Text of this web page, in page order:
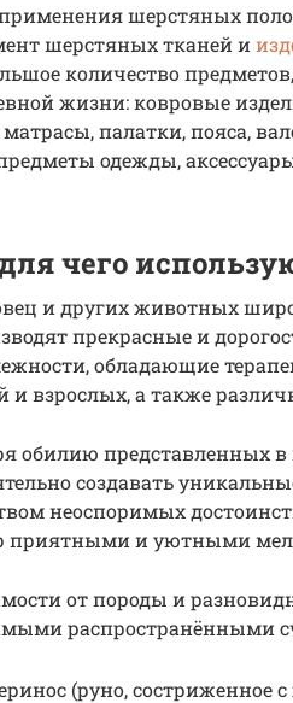
шерстяных
шерстяных тканей и
количество
жизни: ковровые
матрасы, палатки, пояса,
одежды,
чего
и других животных
прекрасные и
обладающие
и взрослых, а также
обилию представленных
создавать
неоспоримых
приятными и уютными
от породы и
распространёнными
(руно, состриженное